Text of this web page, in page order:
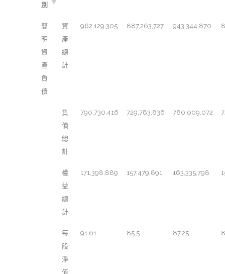
別
簡
明
資
產
負
債
資
產
總
計
962,129,305 887,263,727 943,344,870
負
債
總
計
790,730,416 729,783,836 780,009,072
權
益
總
計
171,398,889 157,479,891 163,335,798
每
股
淨
值
91.61 85.5 87.25